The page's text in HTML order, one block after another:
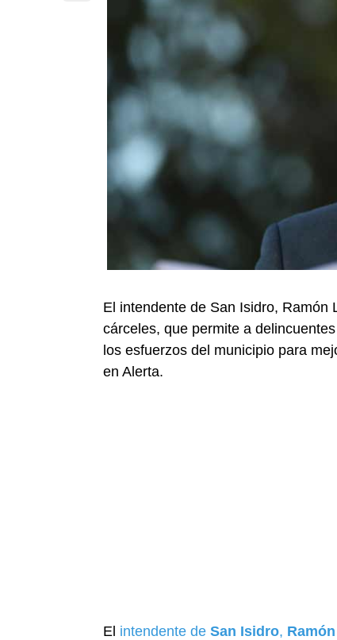
El intendente de San Isidro, Ramón
cárceles, que permite a
los esfuerzos del municipio para
en Alerta.
El intendente de San Isidro,